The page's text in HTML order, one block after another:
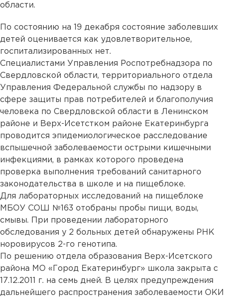
области.
По состоянию на 19 декабря состояние заболевших
детей оценивается как удовлетворительное,
госпитализированных нет.
Специалистами Управления Роспотребнадзора по
Свердловской области, территориального отдела
Управления Федеральной службы по надзору в
сфере защиты прав потребителей и благополучия
человека по Свердловской области в Ленинском
районе и Верх-Исетстком районе Екатеринбурга
проводится эпидемиологическое расследование
вспышечной заболеваемости острыми кишечными
инфекциями, в рамках которого проведена
проверка выполнения требований санитарного
законодательства в школе и на пищеблоке.
Для лабораторных исследований на пищеблоке
МБОУ СОШ №163 отобраны пробы пищи, воды,
смывы. При проведении лабораторного
обследования у 2 больных детей обнаружены РНК
норовирусов 2-го генотипа.
По решению отдела образования Верх-Исетского
района МО «Город Екатеринбург» школа закрыта с
17.12.2011 г. на семь дней. В целях предупреждения
дальнейшего распространения заболеваемости ОКИ